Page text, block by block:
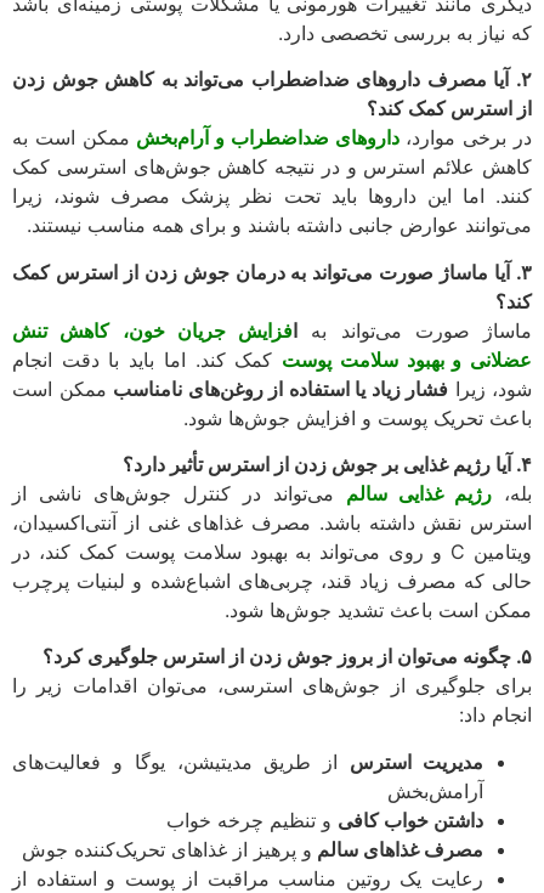
به بررسی تخصصی دارد.
آیا مصرف داروهای ضداضطراب می‌تواند به کاهش جوش زدن
کمک کند؟
موارد،داروهای ضداضطراب و آرام‌بخشممکن است به
علائم استرس و در نتیجه کاهش جوش‌های استرسی کمک
اما این داروها باید تحت نظر پزشک مصرف شوند، زیرا
عوارض جانبی داشته باشند و برای همه مناسب نیستند.
آیا ماساژ صورت می‌تواند به درمان جوش زدن از استرس کمک
صورت می‌تواند به
فزایش جریان خون، کاهش تنش
و بهبود سلامت پوستکمک کند. اما باید با دقت انجام
زیرا فشار زیاد یا استفاده از روغن‌های نامناسبممکن است
تحریک پوست و افزایش جوش‌ها شود.
رژیم غذایی سالممی‌تواند در کنترل جوش‌های ناشی از
نقش داشته باشد. مصرف غذاهای غنی از آنتی‌اکسیدان،
ویتامین C و روی می‌تواند به بهبود سلامت پوست کمک کند، در
که مصرف زیاد قند، چربی‌های اشباع‌شده و لبنیات پرچرب
است باعث تشدید جوش‌ها شود.
جلوگیری از جوش‌های استرسی، می‌توان اقدامات زیر را
داد:
مدیریت استرساز طریق مدیتیشن، یوگا و فعالیت‌های
آرامش‌بخش
داشتن خواب کافیو تنظیم چرخه خواب
مصرف غذاهای سالمو پرهیز از غذاهای تحریک‌کننده جوش
رعایت یک روتین مناسب مراقبت از پوست و استفاده از